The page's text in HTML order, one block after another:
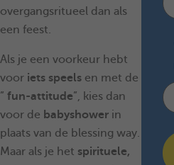
overgangsritueel dan als
een feest.
Als je een voorkeur hebt
voor iets speels en met de
” fun-attitude”, kies dan
voor de babyshower in
plaats van de blessing way.
Maar als je het spirituele,